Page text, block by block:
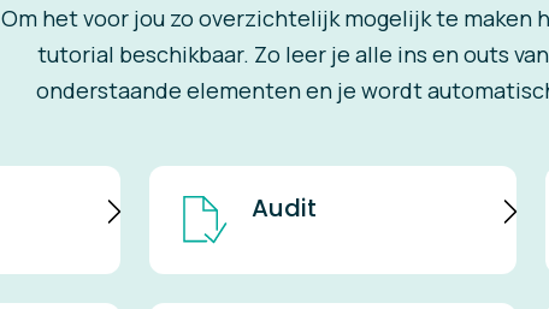
Om het voor jou zo overzichtelijk mogelijk te
tutorial beschikbaar. Zo leer je alle ins en outs
onderstaande elementen en je wordt
Audit